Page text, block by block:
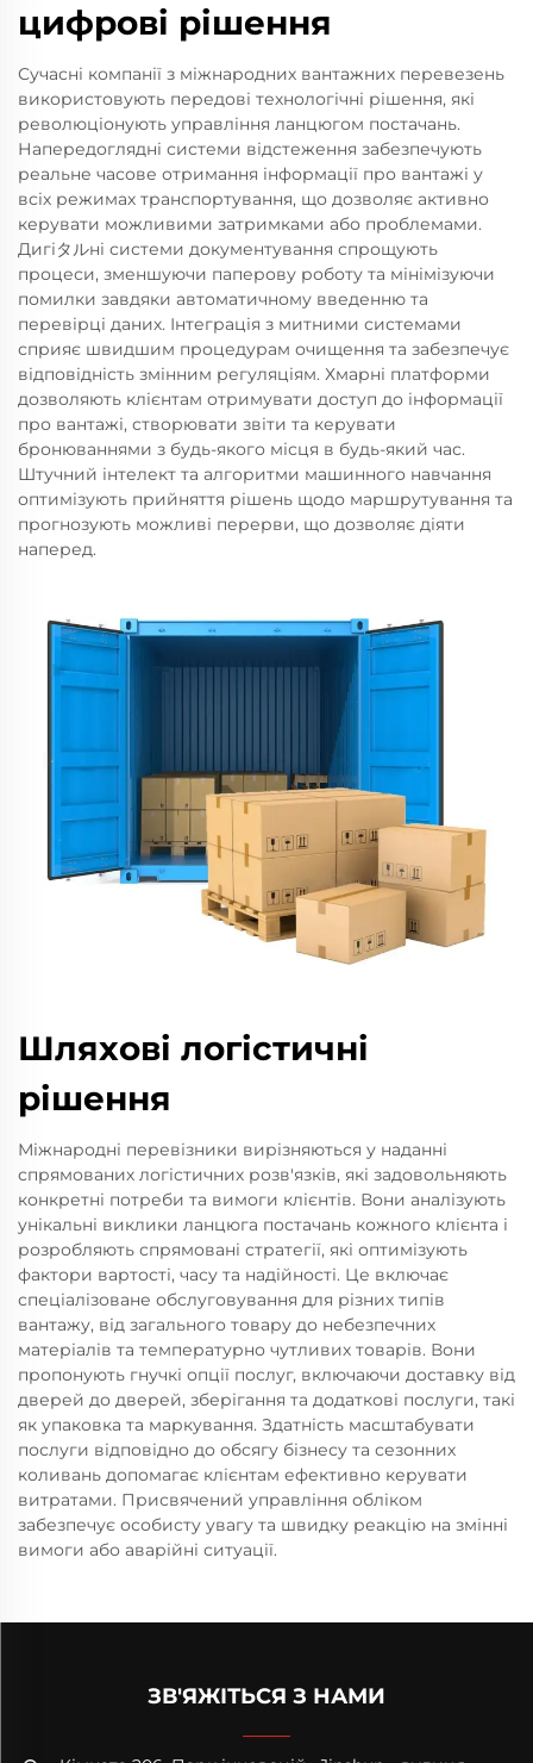
цифрові рішення
Сучасні компанії з міжнародних вантажних перевезень
використовують передові технологічні рішення, які
революціонують управління ланцюгом постачань.
Напередоглядні системи відстеження забезпечують
реальне часове отримання інформації про вантажі у
всіх режимах транспортування, що дозволяє активно
керувати можливими затримками або проблемами.
Дигіタルні системи документування спрощують
процеси, зменшуючи паперову роботу та мінімізуючи
помилки завдяки автоматичному введенню та
перевірці даних. Інтеграція з митними системами
сприяє швидшим процедурам очищення та забезпечує
відповідність змінним регуляціям. Хмарні платформи
дозволяють клієнтам отримувати доступ до інформації
про вантажі, створювати звіти та керувати
бронюваннями з будь-якого місця в будь-який час.
Штучний інтелект та алгоритми машинного навчання
оптимізують прийняття рішень щодо маршрутування та
прогнозують можливі перерви, що дозволяє діяти
наперед.
Шляхові логістичні
рішення
Міжнародні перевізники вирізняються у наданні
спрямованих логістичних розв'язків, які задовольняють
конкретні потреби та вимоги клієнтів. Вони аналізують
унікальні виклики ланцюга постачань кожного клієнта і
розробляють спрямовані стратегії, які оптимізують
фактори вартості, часу та надійності. Це включає
спеціалізоване обслуговування для різних типів
вантажу, від загального товару до небезпечних
матеріалів та температурно чутливих товарів. Вони
пропонують гнучкі опції послуг, включаючи доставку від
дверей до дверей, зберігання та додаткові послуги, такі
як упаковка та маркування. Здатність масштабувати
послуги відповідно до обсягу бізнесу та сезонних
коливань допомагає клієнтам ефективно керувати
витратами. Присвячений управління обліком
забезпечує особисту увагу та швидку реакцію на змінні
вимоги або аварійні ситуації.
ЗВ'ЯЖІТЬСЯ З НАМИ